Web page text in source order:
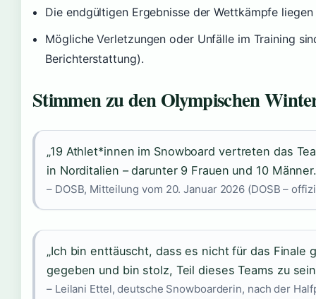
Die endgültigen Ergebnisse der Wettkämpfe
Mögliche Verletzungen oder Unfälle im Training
Berichterstattung).
Stimmen zu den Olympischen
„19 Athlet*innen im Snowboard vertreten das
in Norditalien – darunter 9 Frauen und 10
– DOSB, Mitteilung vom 20. Januar 2026 (DOSB –
„Ich bin enttäuscht, dass es nicht für das Finale
gegeben und bin stolz, Teil dieses Teams zu
– Leilani Ettel, deutsche Snowboarderin, nach der